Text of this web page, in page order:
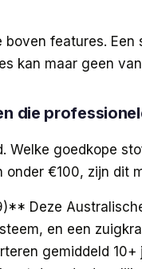
boven features.
kan maar geen
die
Welke goedkope
€100, zijn dit
Deze
en een
gemiddeld